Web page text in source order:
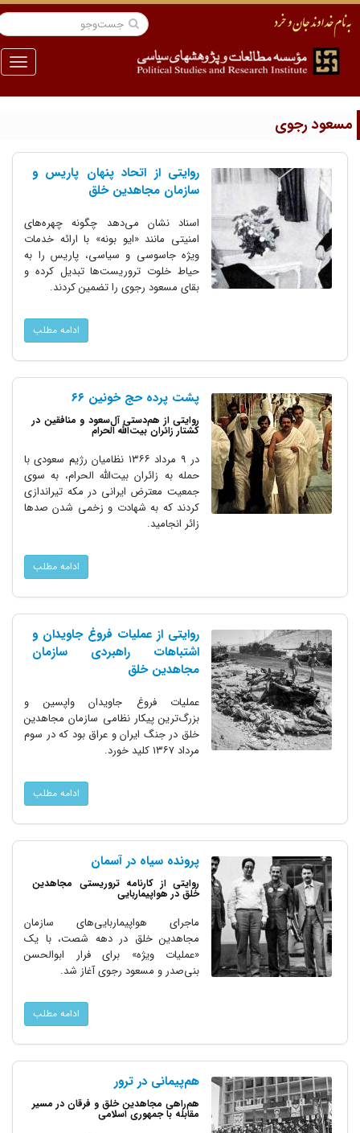
منو
رجوی
روایتی از اتحاد پنهان پاریس و
سازمان مجاهدین خلق
اسناد نشان می‌دهد چگونه چهره‌های
امنیتی مانند «ایو بونه» با ارائه خدمات
ویژه جاسوسی و سیاسی، پاریس را به
حیاط خلوت تروریست‌ها تبدیل کرده و
بقای مسعود رجوی را تضمین کردند.
ادامه مطلب
پشت پرده حج خونین ۶۶
روایتی از هم‌دستی آل‌سعود و منافقین در
کشتار زائران بیت‌الله الحرام
در ۹ مرداد ۱۳۶۶ نظامیان رژیم سعودی با
حمله به زائران بیت‌الله الحرام، به سوی
جمعیت معترض ایرانی در مکه تیراندازی
کردند که به شهادت و زخمی شدن صدها
زائر انجامید.
ادامه مطلب
روایتی از عملیات فروغ جاویدان و
اشتباهات راهبردی سازمان
مجاهدین خلق
عملیات فروغ جاویدان واپسین و
بزرگ‌ترین پیکار نظامی سازمان مجاهدین
خلق در جنگ ایران و عراق بود که در سوم
مرداد ۱۳۶۷ کلید خورد.
ادامه مطلب
پرونده سیاه در آسمان
روایتی از کارنامه تروریستی مجاهدین
خلق در هواپیماربایی
ماجرای هواپیماربایی‌های سازمان
مجاهدین خلق در دهه شصت، با یک
«عملیات ویژه» برای فرار ابوالحسن
بنی‌صدر و مسعود رجوی آغاز شد.
ادامه مطلب
هم‌پیمانی در ترور
هم‌راهی مجاهدین خلق و فرقان در مسیر
مقابله با جمهوری اسلامی